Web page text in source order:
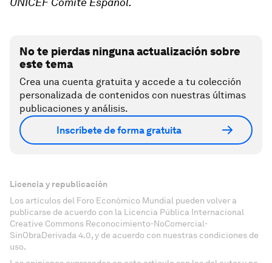
No te pierdas ninguna actualización sobre
este tema
Crea una cuenta gratuita y accede a tu colección
personalizada de contenidos con nuestras últimas
publicaciones y análisis.
Inscríbete de forma gratuita
Licencia y republicación
Los artículos del Foro Económico Mundial pueden volver a
publicarse de acuerdo con la Licencia Pública Internacional
Creative Commons Reconocimiento-NoComercial-
SinObraDerivada 4.0, y de acuerdo con nuestras condiciones de
uso.